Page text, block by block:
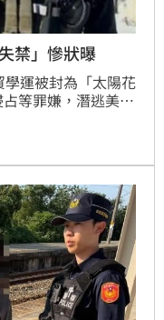
禁」慘狀曝
運被封為「太陽花
等罪嫌，潛逃美國
劉喬安原先於去年
移送地檢署歸案。